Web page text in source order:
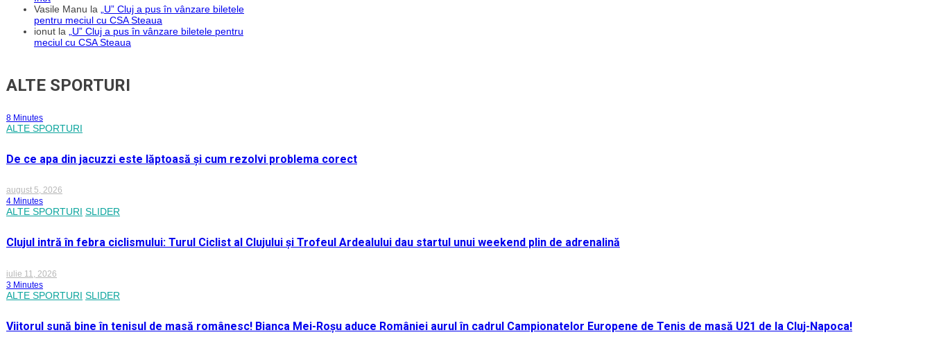
Vasile Manu la
„U” Cluj a pus în vânzare biletele
pentru meciul cu CSA Steaua
ionut la
„U” Cluj a pus în vânzare biletele pentru
meciul cu CSA Steaua
ALTE SPORTURI
8 Minutes
ALTE SPORTURI
De ce apa din jacuzzi este lăptoasă și cum rezolvi problema corect
august 5, 2026
4 Minutes
ALTE SPORTURI SLIDER
Clujul intră în febra ciclismului: Turul Ciclist al Clujului și Trofeul Ardealului dau startul unui weekend plin de adrenalină
iulie 11, 2026
3 Minutes
ALTE SPORTURI SLIDER
Viitorul sună bine în tenisul de masă românesc! Bianca Mei-Roșu aduce României aurul în cadrul Campionatelor Europene de Tenis de masă U21 de la Cluj-Napoca!